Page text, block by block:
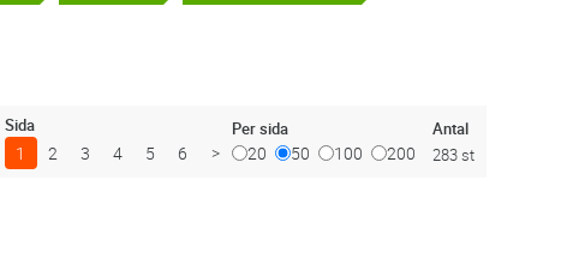
Sida
1 2 3 4 5 6 >
Per sida
20 50 100 200
Antal
283 st